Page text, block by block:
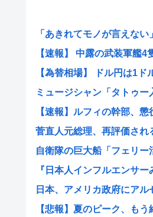
「あきれてモノが言えな
【速報】 中露の武装軍艦
【為替相場】 ドル円は1
ミュージシャン「タトゥ
【速報】ルフィの幹部、
菅直人元総理、再評価され
自衛隊の巨大船「フェリ
『日本人インフルエンサ
日本、アメリカ政府にア
【悲報】夏のピーク、も